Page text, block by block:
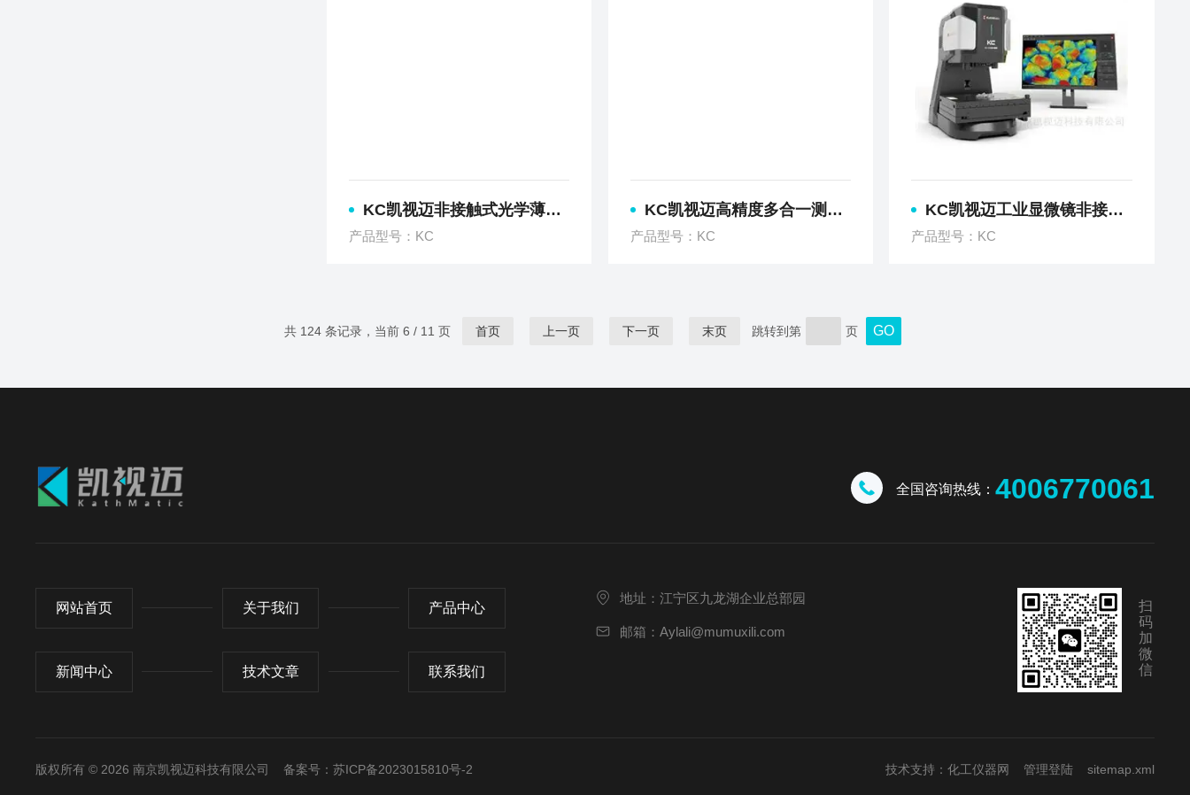
KC凯视迈非接触式光学薄膜测量仪共聚焦显微镜
产品型号：KC
KC凯视迈高精度多合一测量显微镜非接触轮廓仪
产品型号：KC
KC凯视迈工业显微镜非接触式轮廓粗糙度测量仪
产品型号：KC
共 124 条记录，当前 6 / 11 页 首页 上一页 下一页 末页 跳转到第 页
全国咨询热线： 4006770061
网站首页 关于我们 产品中心
新闻中心 技术文章 联系我们
地址：江宁区九龙湖企业总部园
邮箱：Aylali@mumuxili.com
扫
码
加
微
信
版权所有 © 2026 南京凯视迈科技有限公司 备案号：苏ICP备2023015810号-2 技术支持： 化工仪器网 管理登陆 sitemap.xml